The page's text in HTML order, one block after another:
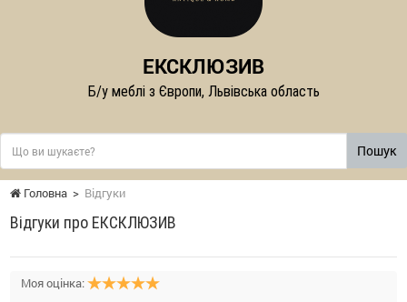
ЕКСКЛЮЗИВ
Б/у меблі з Європи, Львівська область
Пошук
Головна > Відгуки
Відгуки про ЕКСКЛЮЗИВ
Моя оцінка: